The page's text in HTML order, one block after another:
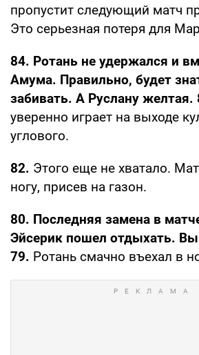
пропустит следующий матч
Это серьезная потеря для
84. Ротань не удержался и
Амума. Правильно, будет
забивать. А Руслану желтая.
уверенно играет на выходе
углового.
82. Этого еще не хватало.
ногу, присев на газон.
80. Последняя замена в
Эйсерик пошел отдыхать.
79. Ротань смачно въехал в